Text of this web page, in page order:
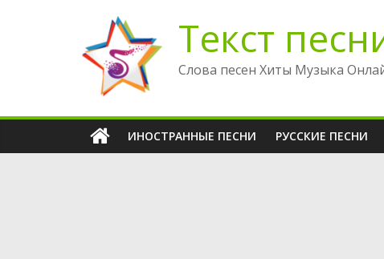
содержимому
Текст
Слова песен Хиты Музыка
ИНОСТРАННЫЕ ПЕСНИ РУССКИЕ ПЕСНИ